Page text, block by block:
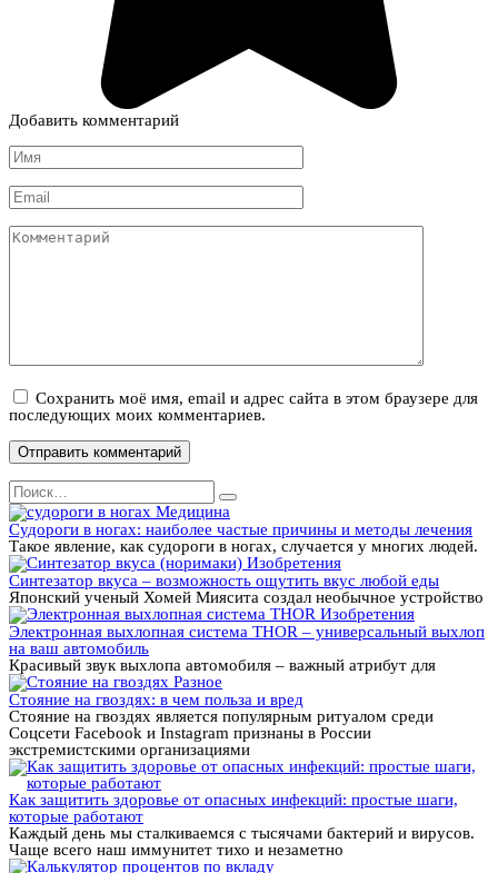
Добавить комментарий
Имя
*
Email
*
Комментарий
Сохранить моё имя, email и адрес сайта в этом браузере для
последующих моих комментариев.
Search
for:
Медицина
Судороги в ногах: наиболее частые причины и методы лечения
Такое явление, как судороги в ногах, случается у многих людей.
Изобретения
Синтезатор вкуса – возможность ощутить вкус любой еды
Японский ученый Хомей Миясита создал необычное устройство
Изобретения
Электронная выхлопная система THOR – универсальный выхлоп
на ваш автомобиль
Красивый звук выхлопа автомобиля – важный атрибут для
Разное
Стояние на гвоздях: в чем польза и вред
Стояние на гвоздях является популярным ритуалом среди
Соцсети Facebook и Instagram признаны в России
экстремистскими организациями
Как защитить здоровье от опасных инфекций: простые шаги,
которые работают
Каждый день мы сталкиваемся с тысячами бактерий и вирусов.
Чаще всего наш иммунитет тихо и незаметно